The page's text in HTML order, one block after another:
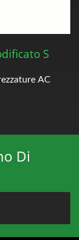
S
AC
Di